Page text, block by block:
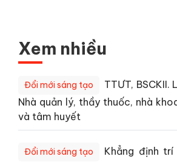
Xem nhiều
Đổi mới sáng tạo
TTƯT, BSCKII.
Nhà quản lý, thầy thuốc, nhà
và tâm huyết
Đổi mới sáng tạo
Khẳng định